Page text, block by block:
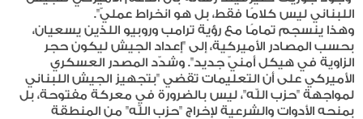
اللبناني ليس كلامًا فقط، بل هو انخراط عمليّ".
وهذا ينسجم تمامًا مع رؤية ترامب وروبيو اللذين يسعيان،
بحسب المصادر الأميركية، إلى "إعداد الجيش ليكون حجر
الزاوية في هيكل أمنيّ جديد". وشدّد المصدر العسكري
الأميركي على أن التعليمات تقضي "بتجهيز الجيش اللبناني
لمواجهة "حزب اللّه"، ليس بالضرورة في معركة مفتوحة، بل
بمنحه الأدوات والشرعية لإخراج "حزب اللّه" من المنطقة